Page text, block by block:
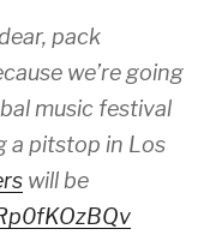
pack
we’re going
music festival
a pitstop in Los
will be